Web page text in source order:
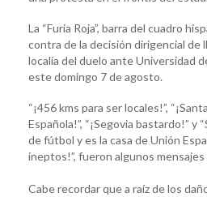
La “Furia Roja”, barra del cuadro
contra de la decisión dirigencial de
localía del duelo ante Universidad
este domingo 7 de agosto.
“¡456 kms para ser locales!”,
Española!”, “¡Segovia bastardo!” y
de fútbol y es la casa de Unión
ineptos!”, fueron algunos
Cabe recordar que a raíz de los